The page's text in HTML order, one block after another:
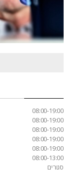
08:00-19:00
08:00-19:00
08:00-19:00
08:00-19:00
08:00-19:00
08:00-13:00
סגורים